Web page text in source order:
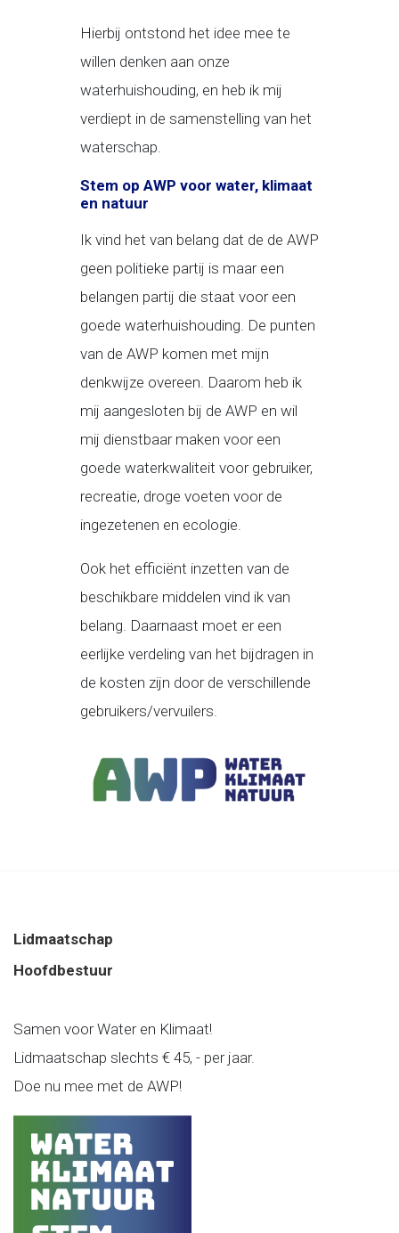
Hierbij ontstond het idee mee te
willen denken aan onze
waterhuishouding, en heb ik mij
verdiept in de samenstelling van het
waterschap.
Stem op AWP voor water, klimaat
en natuur
Ik vind het van belang dat de de AWP
geen politieke partij is maar een
belangen partij die staat voor een
goede waterhuishouding. De punten
van de AWP komen met mijn
denkwijze overeen. Daarom heb ik
mij aangesloten bij de AWP en wil
mij dienstbaar maken voor een
goede waterkwaliteit voor gebruiker,
recreatie, droge voeten voor de
ingezetenen en ecologie.
Ook het efficiënt inzetten van de
beschikbare middelen vind ik van
belang. Daarnaast moet er een
eerlijke verdeling van het bijdragen in
de kosten zijn door de verschillende
gebruikers/vervuilers.
Lidmaatschap
Hoofdbestuur
Samen voor Water en Klimaat!
Lidmaatschap slechts € 45, - per jaar.
Doe nu mee met de AWP!